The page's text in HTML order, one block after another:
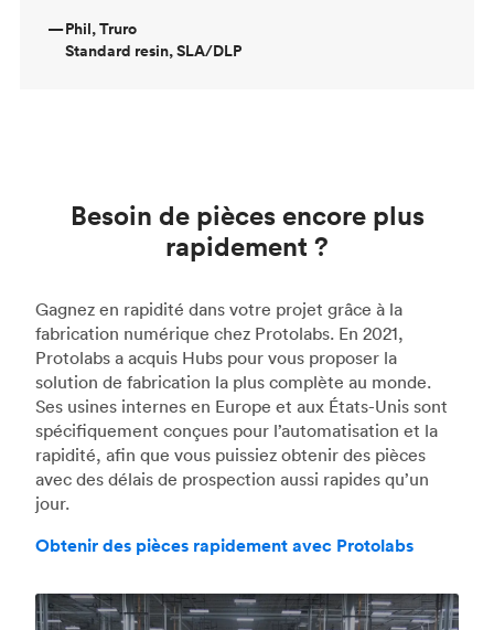
—Phil, Truro
Standard resin, SLA/DLP
Besoin de pièces encore plus
rapidement ?
Gagnez en rapidité dans votre projet grâce à la
fabrication numérique chez Protolabs. En 2021,
Protolabs a acquis Hubs pour vous proposer la
solution de fabrication la plus complète au monde.
Ses usines internes en Europe et aux États-Unis sont
spécifiquement conçues pour l’automatisation et la
rapidité, afin que vous puissiez obtenir des pièces
avec des délais de prospection aussi rapides qu’un
jour.
Obtenir des pièces rapidement avec Protolabs